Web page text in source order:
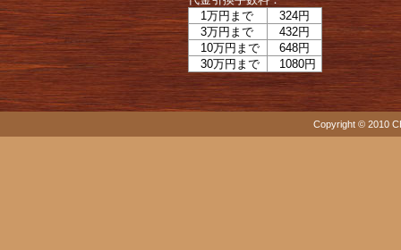
1万円まで
324円
3万円まで
432円
10万円まで
648円
30万円まで
1080円
Copyright © 2010